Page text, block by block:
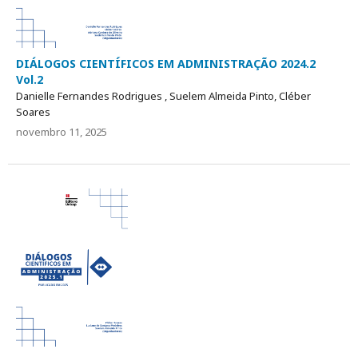
DIÁLOGOS CIENTÍFICOS EM ADMINISTRAÇÃO 2024.2
Vol.2
Danielle Fernandes Rodrigues , Suelem Almeida Pinto, Cléber
Soares
novembro 11, 2025